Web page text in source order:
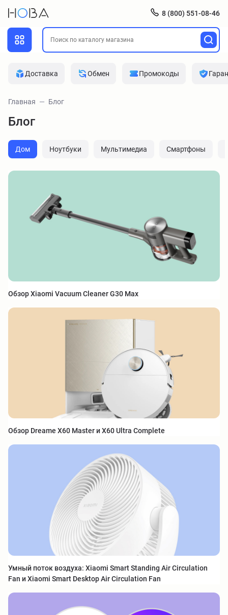
8 (800) 551-08-46
Доставка Обмен Промокоды
Главная Блог
Блог
Дом Ноутбуки Мультимедиа Смартфоны
Обзор Xiaomi Vacuum Cleaner G30 Max
Обзор Dreame X60 Master и X60 Ultra Complete
Умный поток воздуха: Xiaomi Smart Standing Air Circulation
Fan и Xiaomi Smart Desktop Air Circulation Fan